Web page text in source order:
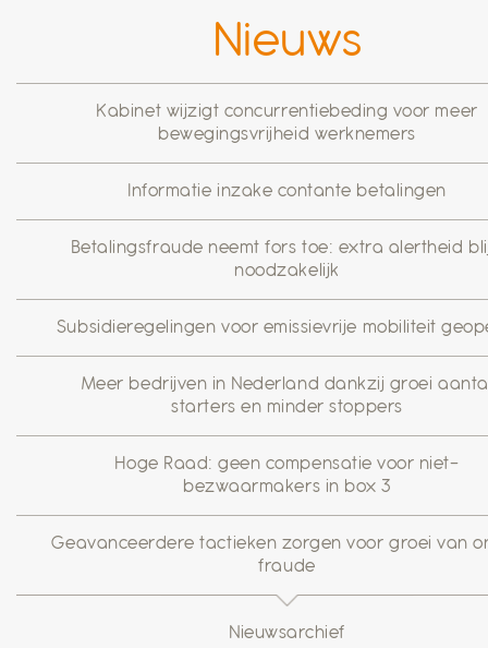
Nieuws
Kabinet wijzigt concurrentiebeding voor meer
bewegingsvrijheid werknemers
Informatie inzake contante betalingen
Betalingsfraude neemt fors toe: extra alertheid
noodzakelijk
Subsidieregelingen voor emissievrije mobiliteit
Meer bedrijven in Nederland dankzij groei
starters en minder stoppers
Hoge Raad: geen compensatie voor niet-
bezwaarmakers in box 3
Geavanceerdere tactieken zorgen voor groei van
fraude
Nieuwsarchief